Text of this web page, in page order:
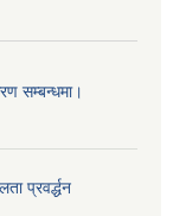
सम्बन्धमा।
प्रवर्द्धन